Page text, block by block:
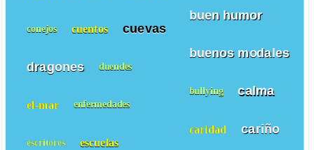
buen humor
buenos modales
bullying calma
caridad cariño
conejos cuentos cuevas
dragones duendes
el-mar enfermedades
escritores escuelas